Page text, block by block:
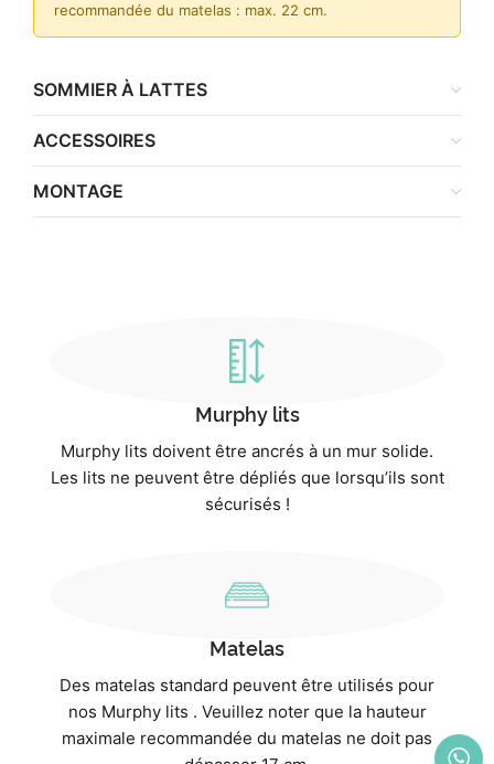
recommandée du matelas : max. 22 cm.
SOMMIER À LATTES
ACCESSOIRES
MONTAGE
Murphy lits
Murphy lits doivent être ancrés à un mur solide.
Les lits ne peuvent être dépliés que lorsqu’ils sont
sécurisés !
Matelas
Des matelas standard peuvent être utilisés pour
nos Murphy lits . Veuillez noter que la hauteur
maximale recommandée du matelas ne doit pas